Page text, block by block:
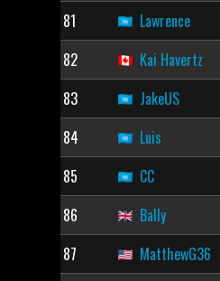
81
Lawrence
82
Kai Havertz
83
JakeUS
84
Luis
85
CC
86
Bally
87
MatthewG36